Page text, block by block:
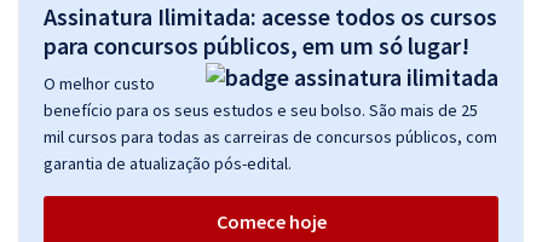
Assinatura Ilimitada: acesse todos os cursos
para concursos públicos, em um só lugar!
O melhor custo
benefício para os seus estudos e seu bolso. São mais de 25
mil cursos para todas as carreiras de concursos públicos, com
garantia de atualização pós-edital.
Comece hoje